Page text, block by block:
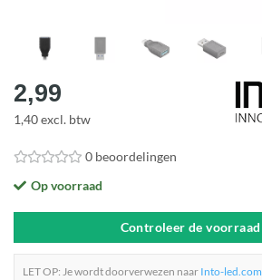
2,99
1,40 excl. btw
0 beoordelingen
Op voorraad
Controleer de voorraad
LET OP: Je wordt doorverwezen naar Into-led.com